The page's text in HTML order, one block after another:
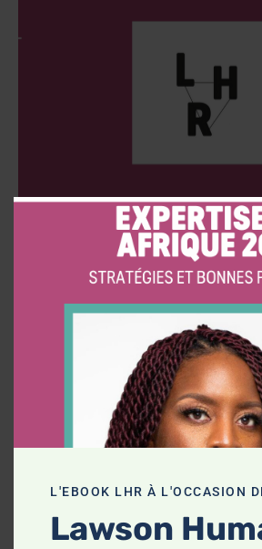
L'EBOOK LHR À L'OCCASION
Lawson